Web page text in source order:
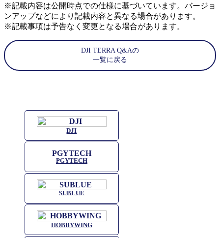
※記載内容は公開時点での仕様に基づいています。バージョ
ンアップなどにより記載内容と異なる場合があります。
※記載事項は予告なく変更となる場合があります。
DJI TERRA Q&Aの
一覧に戻る
DJI
PGYTECH
SUBLUE
HOBBYWING